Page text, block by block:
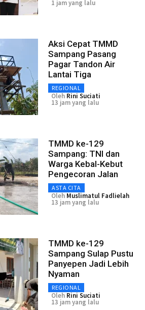
1 jam yang lalu
Aksi Cepat TMMD
Sampang Pasang
Pagar Tandon Air
Lantai Tiga
REGIONAL
Oleh Rini Suciati
13 jam yang lalu
TMMD ke-129
Sampang: TNI dan
Warga Kebal-Kebut
Pengecoran Jalan
ASTA CITA
Oleh Muslimatul Fadlielah
13 jam yang lalu
TMMD ke-129
Sampang Sulap Pustu
Panyepen Jadi Lebih
Nyaman
REGIONAL
Oleh Rini Suciati
13 jam yang lalu